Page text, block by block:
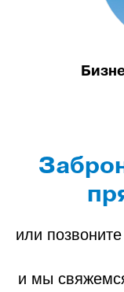
или
и мы